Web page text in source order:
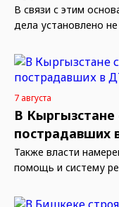
В связи с этим
дела установлено
7 августа
В Кыргызстане
пострадавших
Также власти
помощь и систему